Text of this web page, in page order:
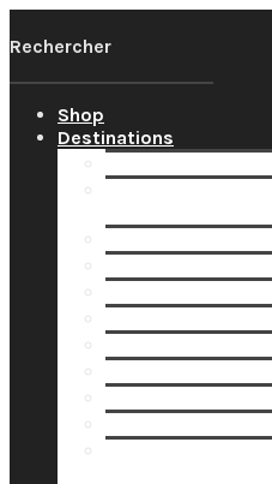
Shop
Destinations